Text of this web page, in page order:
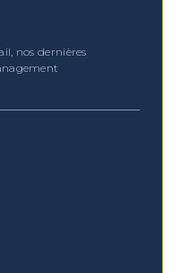
nos dernières
sur votre ordinateur afin
de trace est basé sur les
cas endommager votre